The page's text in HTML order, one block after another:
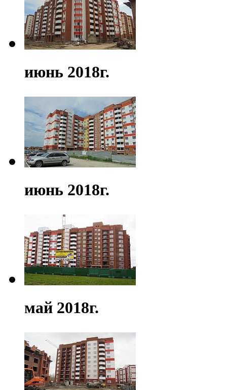
июнь 2018г.
июнь 2018г.
май 2018г.